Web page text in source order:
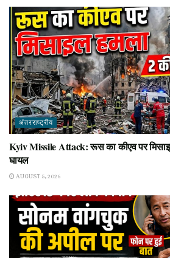
अंतरराष्ट्रीय
Kyiv Missile Attack: रूस का कीएव पर
घायल
AUGUST 5, 2026